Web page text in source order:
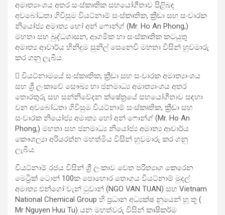
අමාත්‍යාංශය අතර සංස්කෘතික සහයෝගීතාව පිළිබඳ
අවබෝධතා ගිවිසුම වියට්නාම් සංස්කෘතික, ක්‍රීඩා සහ සංචාරක
නියෝජ්‍ය අමාත්‍ය හෝ අන් ෆොන්ග් (Mr. Ho An Phong,)
මහතා සහ බුද්ධශාසන, ආගමික හා සංස්කෘතික කටයුතු
අමාත්‍ය ආචාර්ය හිනිදුම සුනිල් සෙනෙවි මහතා විසින් හුවමාරු
කර ගනු ලැබීය.
 වියට්නාමයේ සංස්කෘතික, ක්‍රීඩා සහ සංචාරක අමාත්‍යාංශය
සහ ශ්‍රී ලංකාවේ සෞඛ්‍ය හා ජනමාධ්‍ය අමාත්‍යාංශය අතර
තොරතුරු සහ සන්නිවේදන ක්ෂේත්‍රයේ සහයෝගීතාව සඳහා
වන අවබෝධතා ගිවිසුම වියට්නාම් සංස්කෘතික, ක්‍රීඩා සහ
සංචාරක නියෝජ්‍ය අමාත්‍ය හෝ අන් ෆොන්ග් (Mr. Ho An
Phong,) මහතා සහ ජනමාධ්‍ය නියෝජ්‍ය අමාත්‍ය ආචාර්ය
කෞශල්‍යා අරියරත්න මහත්මිය විසින් හුවමාරු කර ගනු
ලැබීය.
වියට්නාම් රජය විසින් ශ්‍රී ලංකාව වෙත පරිත්‍යාග කෙරෙන
මෙට්‍රික් ටොන් 100ක පොහොර තොගය වියට්නාම් මුදල්
අමාත්‍ය එන්ගෝ වැන් ටුවාන් (NGO VAN TUAN) සහ Vietnam
National Chemical Group හි ප්‍රධාන අධ්‍යක්ෂ නුයෙන් හූ තූ (
Mr Nguyen Huu Tu) යන මහත්වරු විසින් කෘෂිකර්ම